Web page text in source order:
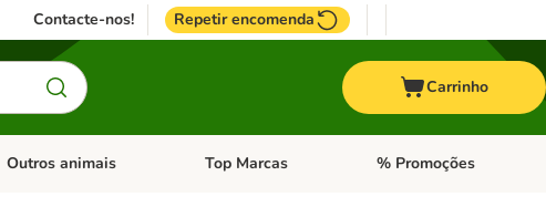
Contacte-nos! Repetir encomenda
Carrinho
Roedores
Abrir menu de categoria: Pássaros
Outros animais Abrir menu de categoria: Outros animais
Top Marcas Abrir menu de categoria:
% Promoções